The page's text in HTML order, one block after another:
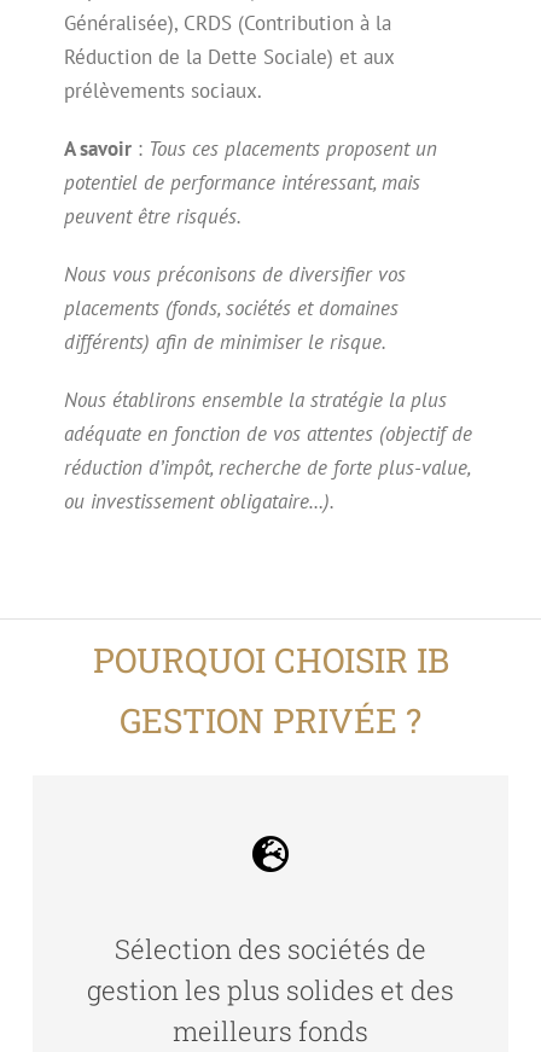
Généralisée), CRDS (Contribution à la
Réduction de la Dette Sociale) et aux
prélèvements sociaux.
A savoir : Tous ces placements proposent un
potentiel de performance intéressant, mais
peuvent être risqués.
Nous vous préconisons de diversifier vos
placements (fonds, sociétés et domaines
différents) afin de minimiser le risque.
Nous établirons ensemble la stratégie la plus
adéquate en fonction de vos attentes (objectif de
réduction d’impôt, recherche de forte plus-value,
ou investissement obligataire…).
POURQUOI CHOISIR IB
GESTION PRIVÉE ?
Sélection des sociétés de
gestion les plus solides et des
meilleurs fonds